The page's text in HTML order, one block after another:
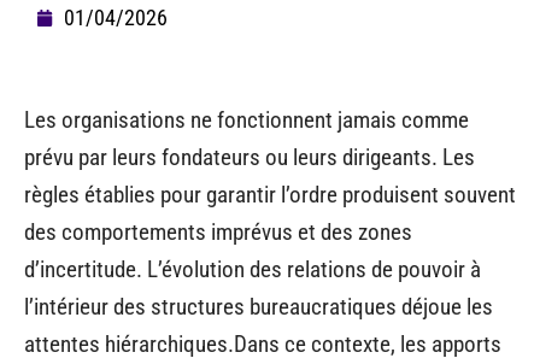
01/04/2026
Les organisations ne fonctionnent jamais comme
prévu par leurs fondateurs ou leurs dirigeants. Les
règles établies pour garantir l’ordre produisent souvent
des comportements imprévus et des zones
d’incertitude. L’évolution des relations de pouvoir à
l’intérieur des structures bureaucratiques déjoue les
attentes hiérarchiques.Dans ce contexte, les apports